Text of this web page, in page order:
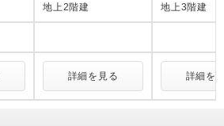
地上2階建 地上3階建
詳細を見る 詳細を